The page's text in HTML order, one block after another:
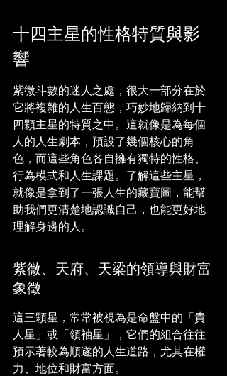
十四主星的性格特質與影
響
紫微斗數的迷人之處，很大一部分在於
它將複雜的人生百態，巧妙地歸納到十
四顆主星的特質之中。這就像是為每個
人的人生劇本，預設了幾個核心的角
色，而這些角色各自擁有獨特的性格、
行為模式和人生課題。了解這些主星，
就像是拿到了一張人生的藏寶圖，能幫
助我們更清楚地認識自己，也能更好地
理解身邊的人。
紫微、天府、天梁的領導與財富
象徵
這三顆星，常常被視為是命盤中的「貴
人星」或「領袖星」，它們的組合往往
預示著較為順遂的人生道路，尤其在權
力、地位和財富方面。